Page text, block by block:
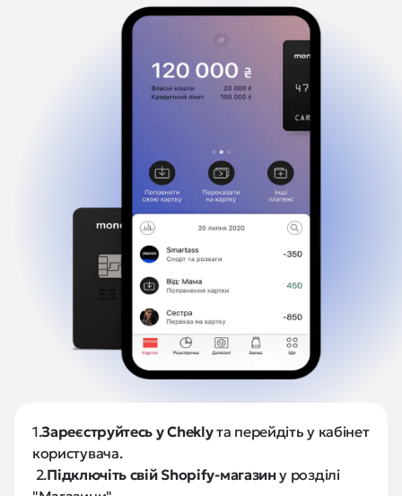
1.Зареєструйтесь у Chekly та перейдіть у кабінет
користувача.
2.Підключіть свій Shopify-магазин у розділі